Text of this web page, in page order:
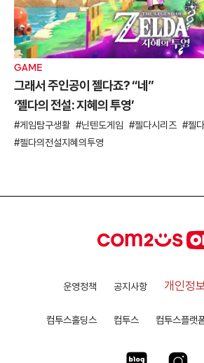
GAME
그래서 주인공이 젤다죠? “네”
‘젤다의 전설: 지혜의 투영’
게임탐구생활 닌텐도게임 젤다시리즈
젤
젤다의전설지혜의투영
운영정책 공지사항 개인정
컴투스홀딩스 컴투스 컴투스플랫